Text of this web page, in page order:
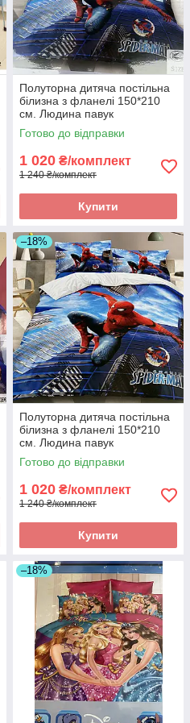
Полуторна дитяча постільна
білизна з фланелі 150*210
см. Людина павук
Готово до відправки
1 020 ₴/комплект
1 240 ₴/комплект
Купити
–18%
Полуторна дитяча постільна
білизна з фланелі 150*210
см. Людина павук
Готово до відправки
1 020 ₴/комплект
1 240 ₴/комплект
Купити
–18%